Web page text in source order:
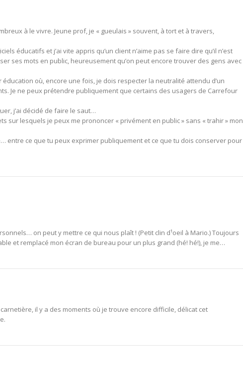
à le vivre. Jeune prof, je « gueulais » souvent, à tort et à travers,
éducatifs et j’ai vite appris qu’un client n’aime pas se faire dire qu’il n’est
ses mots en public, heureusement qu’on peut encore trouver des gens avec
où, encore une fois, je dois respecter la neutralité attendu d’un
Je ne peux prétendre publiquement que certains des usagers de Carrefour
j’ai décidé de faire le saut…
sur lesquels je peux me prononcer « privément en public » sans « trahir » mon
entre ce que tu peux exprimer publiquement et ce que tu dois conserver pour
on peut y mettre ce qui nous plaît ! (Petit clin d¹oeil à Mario.) Toujours
et remplacé mon écran de bureau pour un plus grand (hé! hé!), je me…
il y a des moments où je trouve encore difficile, délicat cet